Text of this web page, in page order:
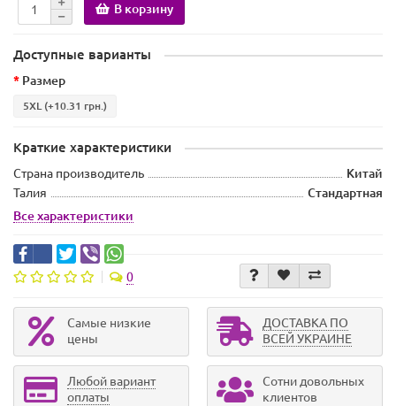
В корзину
Доступные варианты
Размер
5XL (+10.31 грн.)
Краткие характеристики
Страна производитель
Китай
Талия
Стандартная
Все характеристики
0
Самые низкие
цены
ДОСТАВКА ПО
ВСЕЙ УКРАИНЕ
Любой вариант
оплаты
Сотни довольных
клиентов